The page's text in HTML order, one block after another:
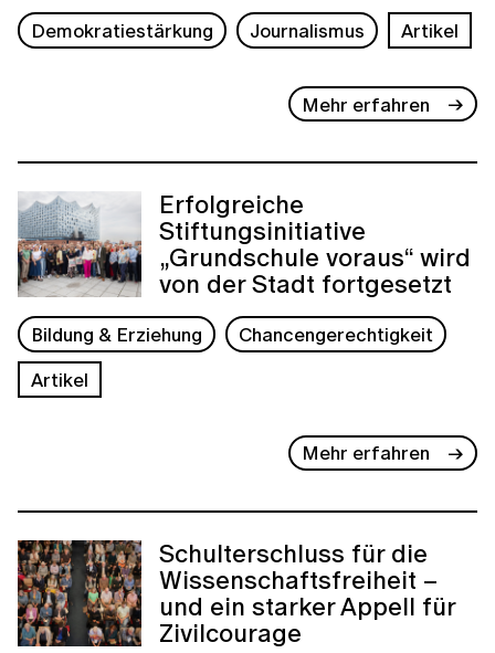
Demokratiestärkung Journalismus Artikel
Mehr erfahren
Erfolgreiche
Stiftungsinitiative
„Grundschule voraus“ wird
von der Stadt fortgesetzt
Bildung & Erziehung
Chancengerechtigkeit
Artikel
Mehr erfahren
Schulterschluss für die
Wissenschaftsfreiheit –
und ein starker Appell für
Zivilcourage